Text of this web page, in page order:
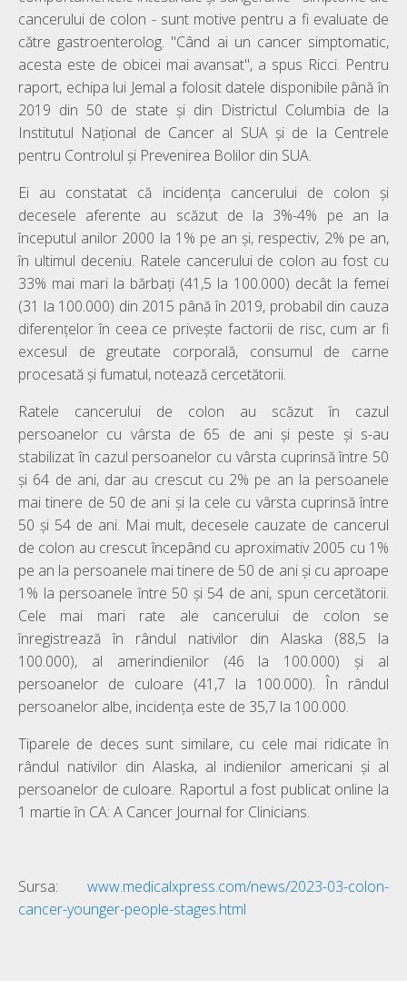
cancerului de colon - sunt motive pentru a fi evaluate de
către gastroenterolog. "Când ai un cancer simptomatic,
acesta este de obicei mai avansat", a spus Ricci. Pentru
raport, echipa lui Jemal a folosit datele disponibile până în
2019 din 50 de state și din Districtul Columbia de la
Institutul Național de Cancer al SUA și de la Centrele
pentru Controlul și Prevenirea Bolilor din SUA.
Ei au constatat că incidența cancerului de colon și
decesele aferente au scăzut de la 3%-4% pe an la
începutul anilor 2000 la 1% pe an și, respectiv, 2% pe an,
în ultimul deceniu. Ratele cancerului de colon au fost cu
33% mai mari la bărbați (41,5 la 100.000) decât la femei
(31 la 100.000) din 2015 până în 2019, probabil din cauza
diferențelor în ceea ce privește factorii de risc, cum ar fi
excesul de greutate corporală, consumul de carne
procesată și fumatul, notează cercetătorii.
Ratele cancerului de colon au scăzut în cazul
persoanelor cu vârsta de 65 de ani și peste și s-au
stabilizat în cazul persoanelor cu vârsta cuprinsă între 50
și 64 de ani, dar au crescut cu 2% pe an la persoanele
mai tinere de 50 de ani și la cele cu vârsta cuprinsă între
50 și 54 de ani. Mai mult, decesele cauzate de cancerul
de colon au crescut începând cu aproximativ 2005 cu 1%
pe an la persoanele mai tinere de 50 de ani și cu aproape
1% la persoanele între 50 și 54 de ani, spun cercetătorii.
Cele mai mari rate ale cancerului de colon se
înregistrează în rândul nativilor din Alaska (88,5 la
100.000), al amerindienilor (46 la 100.000) și al
persoanelor de culoare (41,7 la 100.000). În rândul
persoanelor albe, incidența este de 35,7 la 100.000.
Tiparele de deces sunt similare, cu cele mai ridicate în
rândul nativilor din Alaska, al indienilor americani și al
persoanelor de culoare. Raportul a fost publicat online la
1 martie în CA: A Cancer Journal for Clinicians.
Sursa: www.medicalxpress.com/news/2023-03-colon-
cancer-younger-people-stages.html